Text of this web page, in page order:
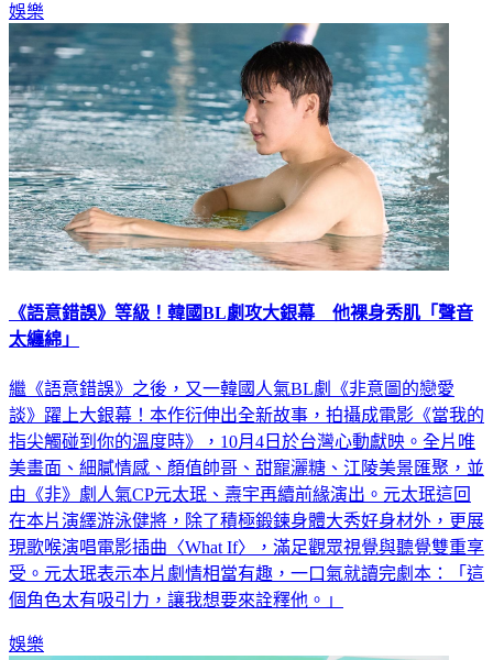
娛樂
《語意錯誤》等級！韓國BL劇攻大銀幕 他裸身秀肌「聲音
太纏綿」
繼《語意錯誤》之後，又一韓國人氣BL劇《非意圖的戀愛
談》躍上大銀幕！本作衍伸出全新故事，拍攝成電影《當我的
指尖觸碰到你的溫度時》，10月4日於台灣心動獻映。全片唯
美畫面、細膩情感、顏值帥哥、甜寵灑糖、江陵美景匯聚，並
由《非》劇人氣CP元太珉、燾宇再續前緣演出。元太珉這回
在本片演繹游泳健將，除了積極鍛鍊身體大秀好身材外，更展
現歌喉演唱電影插曲〈What If〉，滿足觀眾視覺與聽覺雙重享
受。元太珉表示本片劇情相當有趣，一口氣就讀完劇本：「這
個角色太有吸引力，讓我想要來詮釋他。」
娛樂